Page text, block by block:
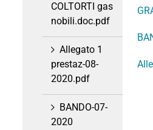
COLTORTI gas
nobili.doc.pdf
Allegato 1
prestaz-08-
2020.pdf
BANDO-07-
2020